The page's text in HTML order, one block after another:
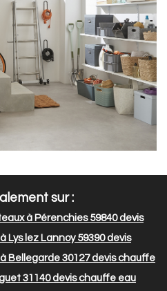
sur :
à Pérenchies 59840devis
lez Lannoy 59390devis
Bellegarde 30127devis chauffe
31140devis chauffe eau